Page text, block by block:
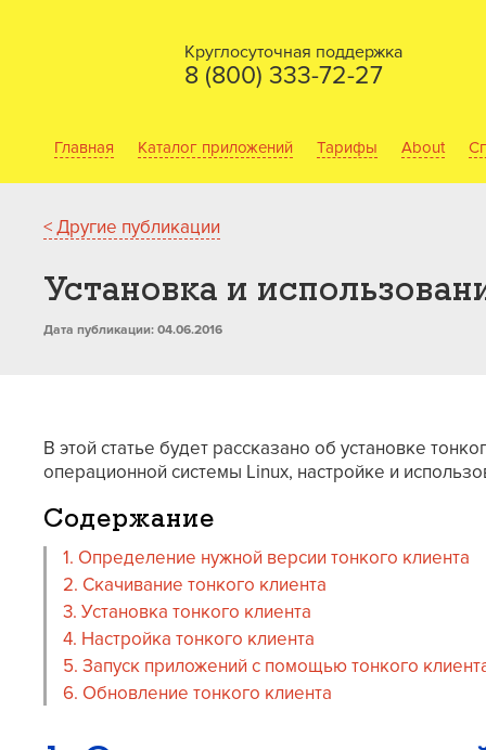
Круглосуточная поддержка
8 (800) 333-72-27
Главная Каталог приложений Тарифы About
< Другие публикации
Установка и
Дата публикации: 04.06.2016
В этой статье будет рассказано об установке
операционной системы Linux, настройке и
Содержание
1. Определение нужной версии тонкого клиента
2. Скачивание тонкого клиента
3. Установка тонкого клиента
4. Настройка тонкого клиента
5. Запуск приложений с помощью тонкого
6. Обновление тонкого клиента